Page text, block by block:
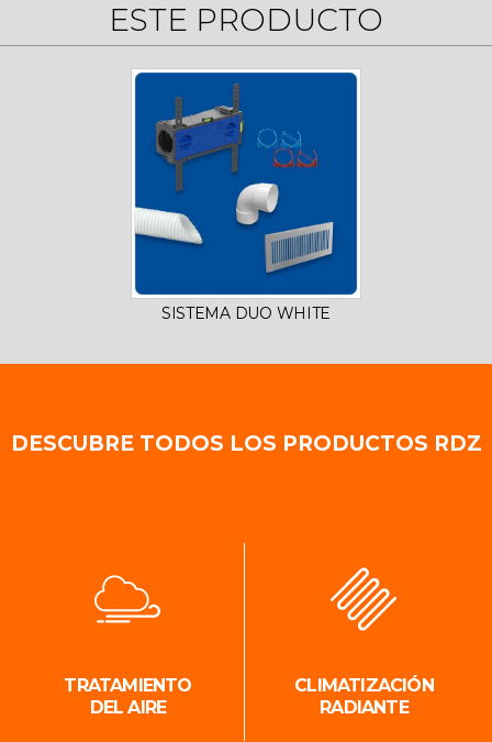
ESTE PRODUCTO
SISTEMA DUO WHITE
DESCUBRE TODOS LOS PRODUCTOS RDZ
TRATAMIENTO
DEL AIRE
CLIMATIZACIÓN
RADIANTE